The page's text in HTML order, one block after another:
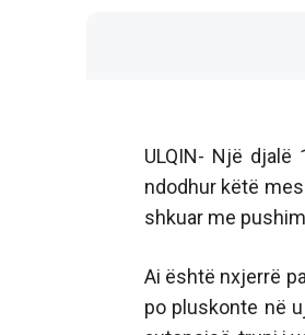
ULQIN- Një
ndodhur këtë
shkuar me
Ai është nxjerrë
po pluskonte në